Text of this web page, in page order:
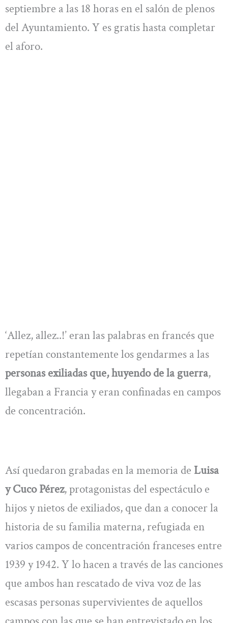
septiembre a las 18 horas en el salón de plenos
del Ayuntamiento. Y es gratis hasta completar
el aforo.
‘Allez, allez..!’ eran las palabras en francés que
repetían constantemente los gendarmes a las
personas exiliadas que, huyendo de la guerra,
llegaban a Francia y eran confinadas en campos
de concentración.
Así quedaron grabadas en la memoria de Luisa
y Cuco Pérez, protagonistas del espectáculo e
hijos y nietos de exiliados, que dan a conocer la
historia de su familia materna, refugiada en
varios campos de concentración franceses entre
1939 y 1942. Y lo hacen a través de las canciones
que ambos han rescatado de viva voz de las
escasas personas supervivientes de aquellos